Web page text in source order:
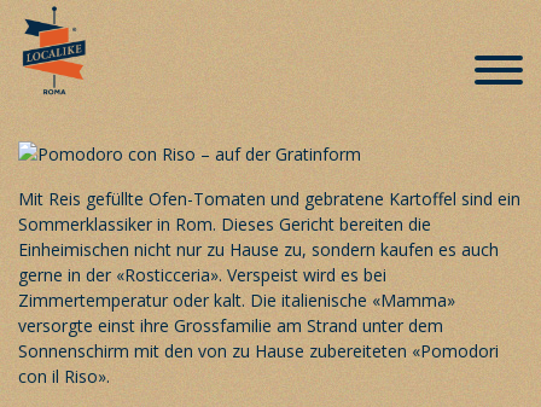
Römische Spezialitäten auf der
Speisekarte – «Pomodori con il Riso al
Forno con Patate»
Veröffentlicht am 21. August 2020
Mit Reis gefüllte Ofen-Tomaten und gebratene Kartoffel sind ein
Sommerklassiker in Rom. Dieses Gericht bereiten die
Einheimischen nicht nur zu Hause zu, sondern kaufen es auch
gerne in der «Rosticceria». Verspeist wird es bei
Zimmertemperatur oder kalt. Die italienische «Mamma»
versorgte einst ihre Grossfamilie am Strand unter dem
Sonnenschirm mit den von zu Hause zubereiteten «Pomodori
con il Riso».